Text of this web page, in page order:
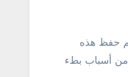
حفظ هذه
من أسباب بطء